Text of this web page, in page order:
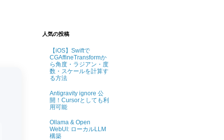
人気の投稿
【iOS】Swiftで
CGAffineTransformか
ら角度・ラジアン・度
数・スケールを計算す
る方法
Antigravity ignore 公
開！Cursorとしても利
用可能
Ollama & Open
WebUI: ローカルLLM
構築